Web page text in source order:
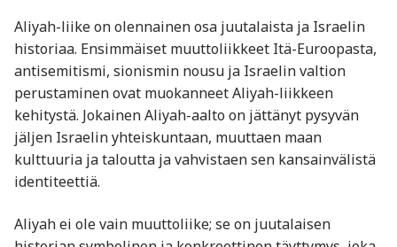
Aliyah-liike on olennainen osa juutalaista ja Israelin
historiaa. Ensimmäiset muuttoliikkeet Itä-Euroopasta,
antisemitismi, sionismin nousu ja Israelin valtion
perustaminen ovat muokanneet Aliyah-liikkeen
kehitystä. Jokainen Aliyah-aalto on jättänyt pysyvän
jäljen Israelin yhteiskuntaan, muuttaen maan
kulttuuria ja taloutta ja vahvistaen sen kansainvälistä
identiteettiä.
Aliyah ei ole vain muuttoliike; se on juutalaisen